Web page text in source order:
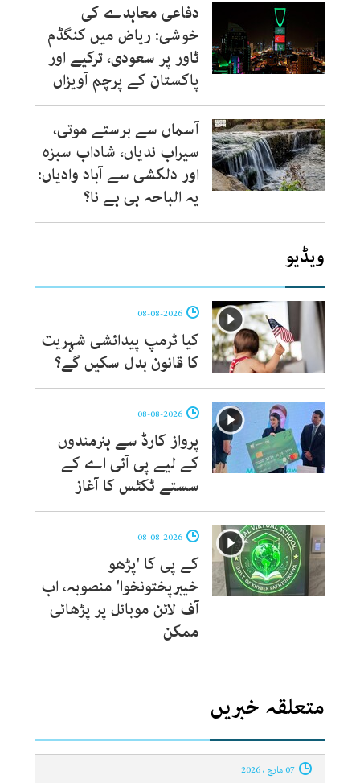
دفاعی معاہدے کی
خوشی: ریاض میں کنگڈم
ٹاور پر سعودی، ترکیے اور
پاکستان کے پرچم آویزاں
آسماں سے برستے موتی،
سیراب ندیاں، شاداب سبزہ
اور دلکشی سے آباد وادیاں:
یہ الباحہ ہی ہے نا؟
ویڈیو
کیا ٹرمپ پیدائشی شہریت
کا قانون بدل سکیں گے؟
پرواز کارڈ سے ہنرمندوں
کے لیے پی آئی اے کے
سستے ٹکٹس کا آغاز
کے پی کا 'پڑھو
خیبرپختونخوا' منصوبہ، اب
آف لائن موبائل پر پڑھائی
ممکن
متعلقہ خبریں